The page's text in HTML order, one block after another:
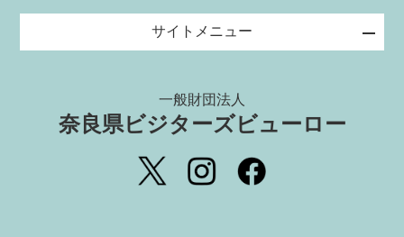
サイトメニュー
一般財団法人
奈良県ビジターズビューロー